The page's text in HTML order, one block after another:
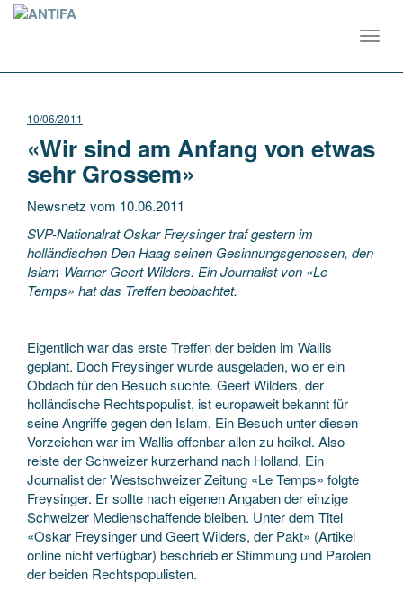
10/06/2011
«Wir sind am Anfang von etwas
sehr Grossem»
Newsnetz vom 10.06.2011
SVP-Nationalrat Oskar Freysinger traf gestern im
holländischen Den Haag seinen Gesinnungsgenossen, den
Islam-Warner Geert Wilders. Ein Journalist von «Le
Temps» hat das Treffen beobachtet.
Eigentlich war das erste Treffen der beiden im Wallis
geplant. Doch Freysinger wurde ausgeladen, wo er ein
Obdach für den Besuch suchte. Geert Wilders, der
holländische Rechtspopulist, ist europaweit bekannt für
seine Angriffe gegen den Islam. Ein Besuch unter diesen
Vorzeichen war im Wallis offenbar allen zu heikel. Also
reiste der Schweizer kurzerhand nach Holland. Ein
Journalist der Westschweizer Zeitung «Le Temps» folgte
Freysinger. Er sollte nach eigenen Angaben der einzige
Schweizer Medienschaffende bleiben. Unter dem Titel
«Oskar Freysinger und Geert Wilders, der Pakt» (Artikel
online nicht verfügbar) beschrieb er Stimmung und Parolen
der beiden Rechtspopulisten.